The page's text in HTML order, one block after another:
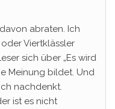
abraten. Ich
Viertklässler
sich über „Es wird
Meinung bildet. Und
nachdenkt.
ist es nicht